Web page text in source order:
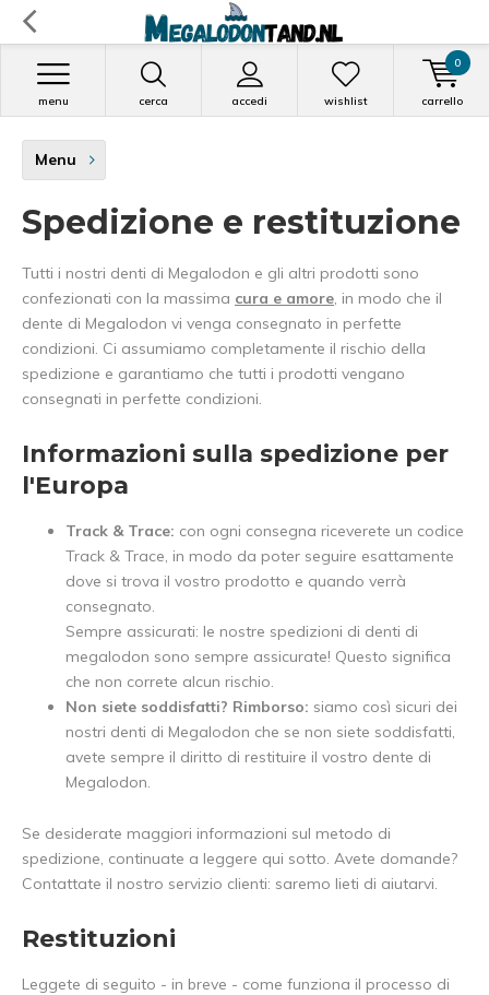
cerca accedi
menu wishlist carrello
0
Menu
Spedizione e restituzione
Tutti i nostri denti di Megalodon e gli altri prodotti sono
confezionati con la massima cura e amore, in modo che il
dente di Megalodon vi venga consegnato in perfette
condizioni. Ci assumiamo completamente il rischio della
spedizione e garantiamo che tutti i prodotti vengano
consegnati in perfette condizioni.
Informazioni sulla spedizione per
l'Europa
Track & Trace: con ogni consegna riceverete un codice
Track & Trace, in modo da poter seguire esattamente
dove si trova il vostro prodotto e quando verrà
consegnato.
Sempre assicurati: le nostre spedizioni di denti di
megalodon sono sempre assicurate! Questo significa
che non correte alcun rischio.
Non siete soddisfatti? Rimborso: siamo così sicuri dei
nostri denti di Megalodon che se non siete soddisfatti,
avete sempre il diritto di restituire il vostro dente di
Megalodon.
Se desiderate maggiori informazioni sul metodo di
spedizione, continuate a leggere qui sotto. Avete domande?
Contattate il nostro servizio clienti: saremo lieti di aiutarvi.
Restituzioni
Leggete di seguito - in breve - come funziona il processo di